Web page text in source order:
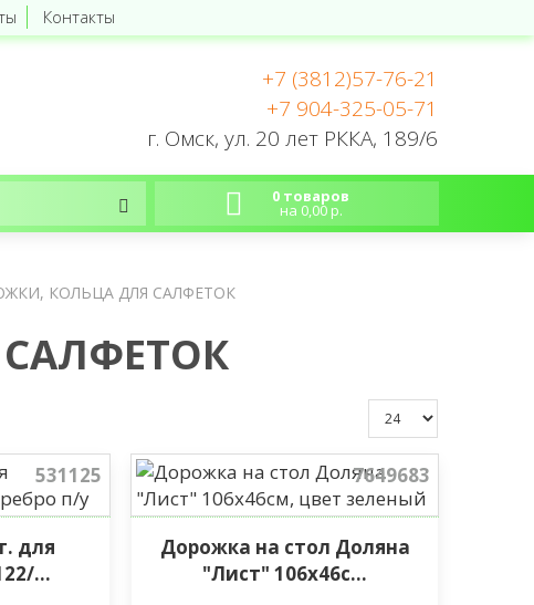
Контакты
+7 (3812)57-76-21
+7 904-325-05-71
г. Омск, ул. 20 лет РККА, 189/6
0 товаров
на 0,00 р.
КОЛЬЦА ДЛЯ САЛФЕТОК
531125
для
...
7649683
Дорожка на стол Доляна
"Лист" 106х46с...